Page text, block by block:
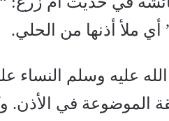
ملأ أذنها من الحلي.
عليه وسلم النساء
الموضوعة في الأذن.